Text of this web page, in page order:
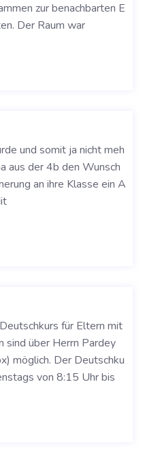
zur benachbarten E
Der Raum war
und somit ja nicht meh
aus der 4b den Wunsch
an ihre Klasse ein A
für Eltern mit
sind über Herrn Pardey
möglich. Der Deutschku
von 8:15 Uhr bis